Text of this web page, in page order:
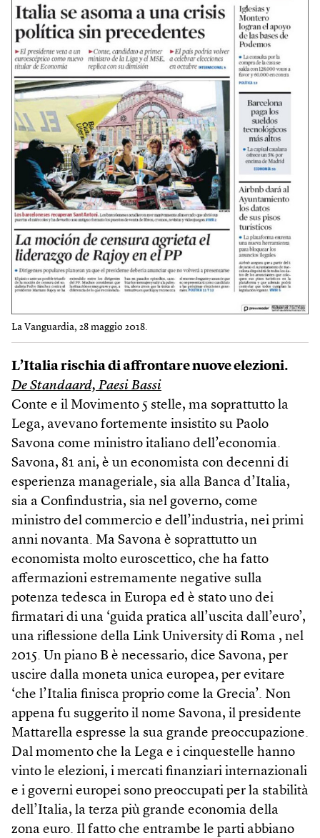
La Vanguardia, 28 maggio 2018.
L’Italia rischia di affrontare nuove elezioni.
De Standaard, Paesi Bassi
Conte e il Movimento 5 stelle, ma soprattutto la
Lega, avevano fortemente insistito su Paolo
Savona come ministro italiano dell’economia.
Savona, 81 ani, è un economista con decenni di
esperienza manageriale, sia alla Banca d’Italia,
sia a Confindustria, sia nel governo, come
ministro del commercio e dell’industria, nei primi
anni novanta. Ma Savona è soprattutto un
economista molto euroscettico, che ha fatto
affermazioni estremamente negative sulla
potenza tedesca in Europa ed è stato uno dei
firmatari di una ‘guida pratica all’uscita dall’euro’,
una riflessione della Link University di Roma , nel
2015. Un piano B è necessario, dice Savona, per
uscire dalla moneta unica europea, per evitare
‘che l’Italia finisca proprio come la Grecia’. Non
appena fu suggerito il nome Savona, il presidente
Mattarella espresse la sua grande preoccupazione.
Dal momento che la Lega e i cinquestelle hanno
vinto le elezioni, i mercati finanziari internazionali
e i governi europei sono preoccupati per la stabilità
dell’Italia, la terza più grande economia della
zona euro. Il fatto che entrambe le parti abbiano